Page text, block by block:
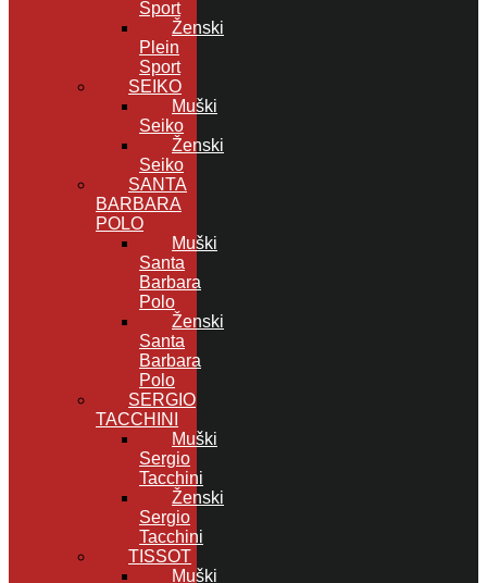
Sport
Ženski
Plein
Sport
SEIKO
Muški
Seiko
Ženski
Seiko
SANTA
BARBARA
POLO
Muški
Santa
Barbara
Polo
Ženski
Santa
Barbara
Polo
SERGIO
TACCHINI
Muški
Sergio
Tacchini
Ženski
Sergio
Tacchini
TISSOT
Muški